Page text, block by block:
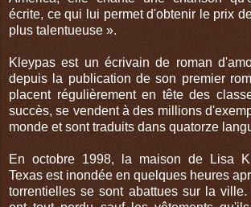
écrite, ce qui lui permet d'obtenir le prix
plus talentueuse ».
Kleypas est un écrivain de roman
depuis la publication de son premier
placent régulièrement en tête des
succès, se vendent à des millions
monde et sont traduits dans quatorze
En octobre 1998, la maison de Lisa
Texas est inondée en quelques heures
torrentielles se sont abattues sur la